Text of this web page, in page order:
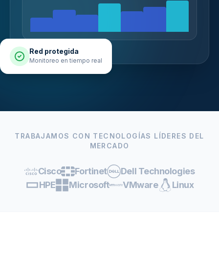
Red protegida
Monitoreo en tiempo real
TRABAJAMOS CON TECNOLOGÍAS LÍDERES DEL
MERCADO
Cisco Fortinet
Dell Technologies
HPE
Microsoft VMware Linux